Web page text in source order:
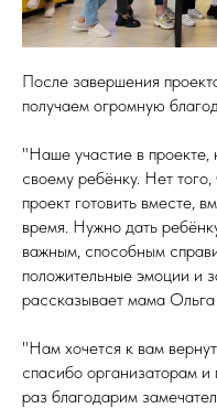
После завершения
получаем огромную
"Наше участие в проекте,
своему ребёнку. Нет
проект готовить вместе,
время. Нужно дать
важным, способным
положительные эмоции и
рассказывает мама
"Нам хочется к вам
спасибо организаторам
раз благодарим